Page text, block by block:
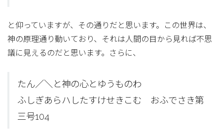
と仰っていますが、その通りだと思います。この世界は、
神の原理通り動いており、それは人間の目から見れば不思
議に見えるのだと思います。さらに、
たん／＼と神の心とゆうものわ
ふしぎあらハしたすけせきこむ おふでさき第
三号104